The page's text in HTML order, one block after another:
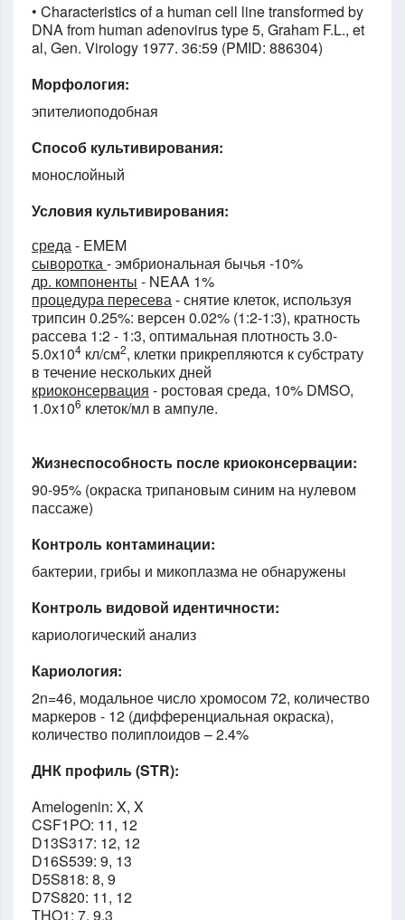
• Characteristics of a human cell line transformed by
DNA from human adenovirus type 5, Graham F.L., et
al, Gen. Virology 1977. 36:59 (PMID: 886304)
Морфология:
эпителиоподобная
Способ культивирования:
монослойный
Условия культивирования:
среда- EMEM
сыворотка- эмбриональная бычья -10%
др. компоненты - NEAA 1%
процедура пересева- снятие клеток, используя
трипсин 0.25%: версен 0.02% (1:2-1:3), кратность
рассева 1:2 - 1:3, оптимальная плотность 3.0-
5.0х104 кл/см2, клетки прикрепляются к субстрату
в течение нескольких дней
криоконсервация - ростовая среда, 10% DMSO,
1.0х106 клеток/мл в ампуле.
Жизнеспособность после криоконсервации:
90-95% (окраска трипановым синим на нулевом
пассаже)
Контроль контаминации:
бактерии, грибы и микоплазма не обнаружены
Контроль видовой идентичности:
кариологический анализ
Кариология:
2n=46, модальное число хромосом 72, количество
маркеров - 12 (дифференциальная окраска),
количество полиплоидов – 2.4%
ДНК профиль (STR):
Amelogenin: X, X
CSF1PO: 11, 12
D13S317: 12, 12
D16S539: 9, 13
D5S818: 8, 9
D7S820: 11, 12
THO1: 7, 9.3